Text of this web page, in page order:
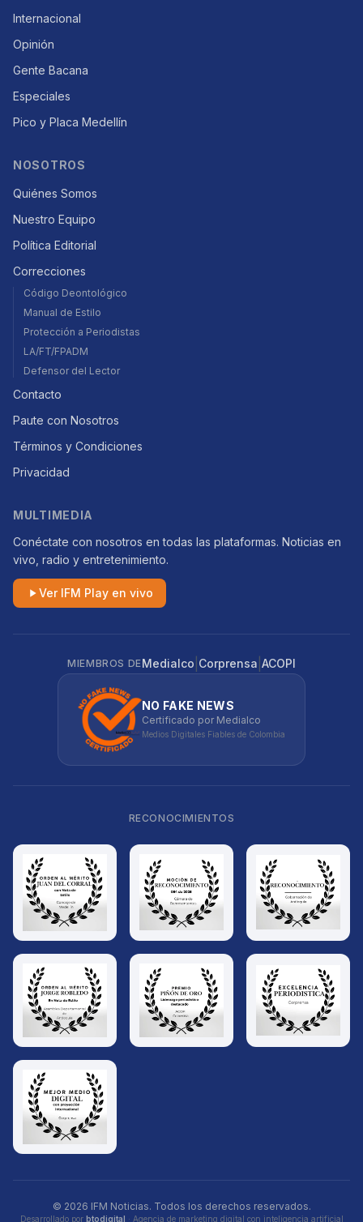
Internacional
Opinión
Gente Bacana
Especiales
Pico y Placa Medellín
NOSOTROS
Quiénes Somos
Nuestro Equipo
Política Editorial
Correcciones
Código Deontológico
Manual de Estilo
Protección a Periodistas
LA/FT/FPADM
Defensor del Lector
Contacto
Paute con Nosotros
Términos y Condiciones
Privacidad
MULTIMEDIA
Conéctate con nosotros en todas las plataformas. Noticias en
vivo, radio y entretenimiento.
Ver IFM Play en vivo
MIEMBROS DEMedialco Corprensa ACOPI
NO FAKE NEWS
Certificado por Medialco
Medios Digitales Fiables de Colombia
RECONOCIMIENTOS
© 2026 IFM Noticias. Todos los derechos reservados.
Desarrollado por btodigital · Agencia de marketing digital con inteligencia artificial